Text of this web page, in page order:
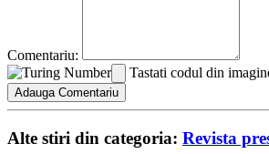
Comentariu:
Tastati codul din
Alte stiri din categoria: Revista